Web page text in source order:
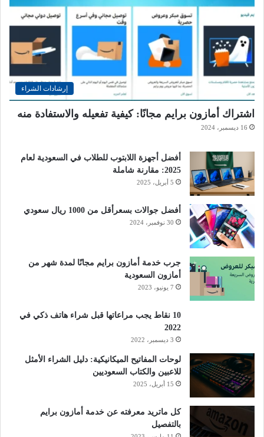
إرشادات الشراء
اشتراك أمازون برايم مجانًا: كيفية تفعيله والاستفادة منه
16 ديسمبر، 2024
أفضل أجهزة اللابتوب للطلاب في السعودية لعام
2025: مقارنة شاملة
5 أبريل، 2025
أفضل جوالات بسعرأقل من 1000 ريال سعودي
30 نوفمبر، 2024
جرب خدمة أمازون برايم مجانًا لمدة شهر من
أمازون السعودية
7 يونيو، 2023
10 نقاط يجب مراعاتها قبل شراء هاتف ذكي في
2022
3 ديسمبر، 2022
لوحات المفاتيح الميكانيكية: دليل الشراء الأمثل
للاعبين والكتاب السعوديين
15 أبريل، 2025
كل ماتريد معرفته عن خدمة أمازون برايم
بالتفصيل